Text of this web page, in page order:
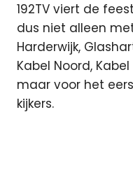
192TV viert de
dus niet alleen
Harderwijk,
Kabel Noord,
maar voor het
kijkers.